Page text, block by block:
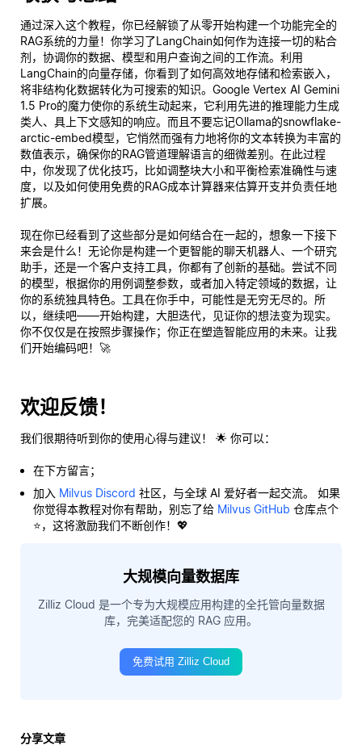
通过深入这个教程，你已经解锁了从零开始构建一个功能完全的
RAG系统的力量！你学习了LangChain如何作为连接一切的粘合
剂，协调你的数据、模型和用户查询之间的工作流。利用
LangChain的向量存储，你看到了如何高效地存储和检索嵌入，
将非结构化数据转化为可搜索的知识。Google Vertex AI Gemini
1.5 Pro的魔力使你的系统生动起来，它利用先进的推理能力生成
类人、具上下文感知的响应。而且不要忘记Ollama的snowflake-
arctic-embed模型，它悄然而强有力地将你的文本转换为丰富的
数值表示，确保你的RAG管道理解语言的细微差别。在此过程
中，你发现了优化技巧，比如调整块大小和平衡检索准确性与速
度，以及如何使用免费的RAG成本计算器来估算开支并负责任地
扩展。
现在你已经看到了这些部分是如何结合在一起的，想象一下接下
来会是什么！无论你是构建一个更智能的聊天机器人、一个研究
助手，还是一个客户支持工具，你都有了创新的基础。尝试不同
的模型，根据你的用例调整参数，或者加入特定领域的数据，让
你的系统独具特色。工具在你手中，可能性是无穷无尽的。所
以，继续吧——开始构建，大胆迭代，见证你的想法变为现实。
你不仅仅是在按照步骤操作；你正在塑造智能应用的未来。让我
们开始编码吧！🚀
欢迎反馈！
我们很期待听到你的使用心得与建议！ 🌟 你可以：
在下方留言；
加入 Milvus Discord 社区，与全球 AI 爱好者一起交流。 如果
你觉得本教程对你有帮助，别忘了给 Milvus GitHub 仓库点个
⭐，这将激励我们不断创作！💖
大规模向量数据库
Zilliz Cloud 是一个专为大规模应用构建的全托管向量数据
库，完美适配您的 RAG 应用。
免费试用 Zilliz Cloud
分享文章